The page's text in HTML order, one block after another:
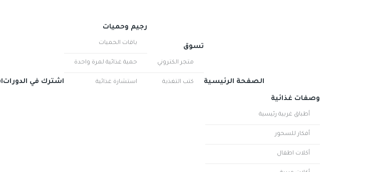
الصفحة الرئيسية
تسوق
متجر الكتروني
كتب التغذية
رجيم وحميات
باقات الحميات
حمية غذائية لمرة واحدة
استشارة غذائية اشترك في الدورات
وصفات غذائية
أطباق غربية رئيسية
أفكار للسحور
أكلات اطفال